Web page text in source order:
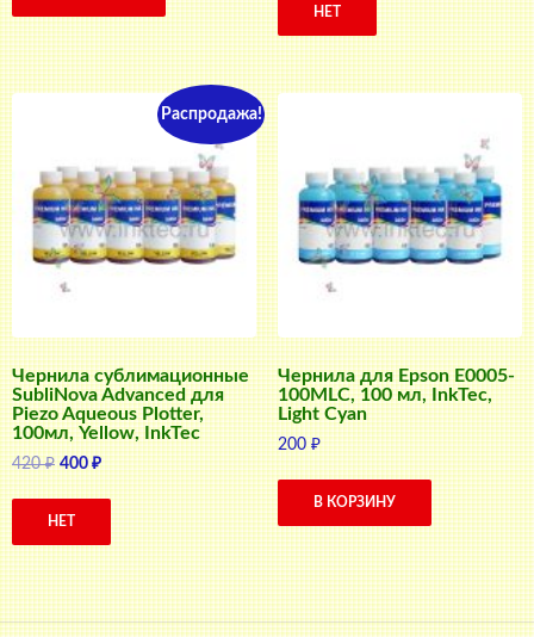
НЕТ
Распродажа!
Чернила сублимационные
SubliNova Advanced для
Piezo Aqueous Plotter,
100мл, Yellow, InkTec
420₽ Первоначальная
цена
составляла
400₽Текущая
цена:
400 ₽.
НЕТ
Чернила для Epson E0005-
100MLC, 100 мл, InkTec,
Light Cyan
200₽
В КОРЗИНУ